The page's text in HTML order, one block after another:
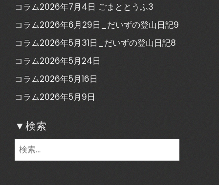
コラム2026年7月4日 ごまととうふ3
コラム2026年6月29日_だいずの登山日記9
コラム2026年5月31日_だいずの登山日記8
コラム2026年5月24日
コラム2026年5月16日
コラム2026年5月9日
▼検索
検